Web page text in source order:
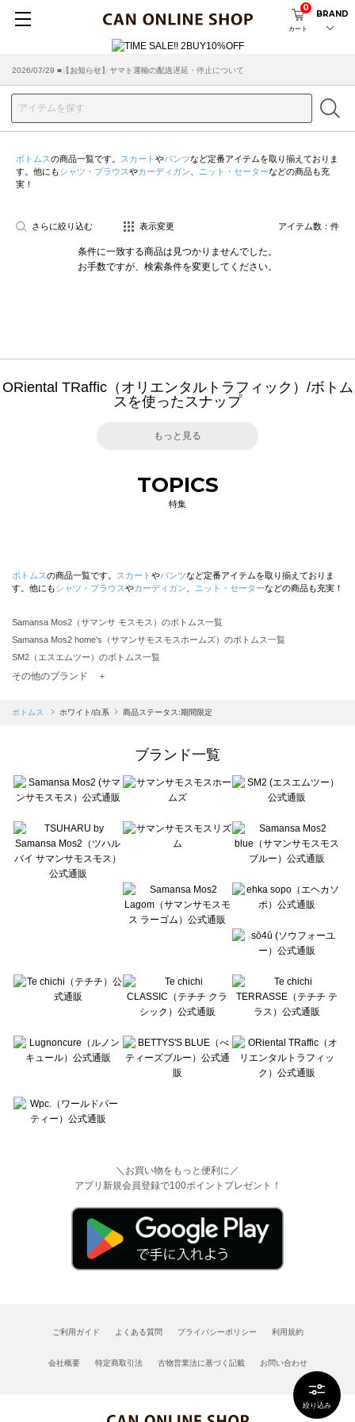
カート
0
BRAND
2026/07/29 ■【お知らせ】ヤマト運輸の配送遅延・停止について
2026/03/18 ■店舗受け取りサービスのご案内
絞り込み
ボトムスの商品一覧です。 スカート やパンツなど定番アイテムを取り揃えておりま
す。他にもシャツ・ブラウスやカーディガン ニット・セーターなどの商品も充
実！
さらに絞り込む 表示変更 アイテム数： 件
条件に一致する商品は見つかりませんでした。
お手数ですが、検索条件を変更してください。
ORiental TRaffic（オリエンタルトラフィック）/ボトム
スを使ったスナップ
もっと見る
TOPICS
特集
ボトムスの商品一覧です。 スカート やパンツなど定番アイテムを取り揃えておりま
す。他にもシャツ・ブラウスやカーディガン ニット・セーターなどの商品も充実！
Samansa Mos2（サマンサ モスモス）のボトムス一覧
Samansa Mos2 home's（サマンサモスモスホームズ）のボトムス一覧
SM2（エスエムツー）のボトムス一覧
TSUHARU by Samansa Mos2（ツハルバイサマンサモスモス）のボトムス一覧
Samansa Mos2 blue（サマンサモスモス ブルー）のボトムス一覧
sō4ū（ソウフォーユー）のボトムス一覧
Te chichi（テチチ）のボトムス一覧
Te chichi CLASSIC（テチチ クラシック）のボトムス一覧
Lugnoncure（ルノンキュール）のボトムス一覧
BETTY'S BLUE（べティーズブルー）のボトムス一覧
Wpc.（ワールドパーティー）のボトムス一覧
その他のブランド ＋
ボトムス ホワイト/白系 商品ステータス:期間限定
ブランド一覧
＼お買い物をもっと便利に／
アプリ新規会員登録で100ポイントプレゼント！
ご利用ガイド よくある質問 プライバシーポリシー 利用規約
会社概要 特定商取引法 古物営業法に基づく記載 お問い合わせ